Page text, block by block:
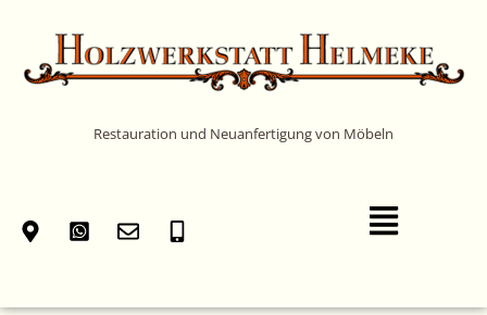
springen
Restauration und Neuanfertigung von Möbeln
Main
Menu